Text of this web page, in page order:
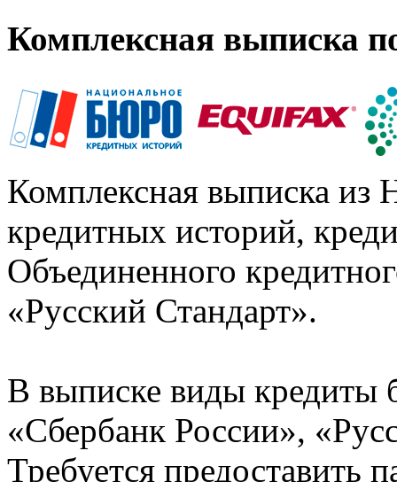
Комплексная выписка
Комплексная выписка из
кредитных историй,
Объединенного
«Русский Стандарт».
В выписке виды кредиты
«Сбербанк России»,
Требуется предоставить